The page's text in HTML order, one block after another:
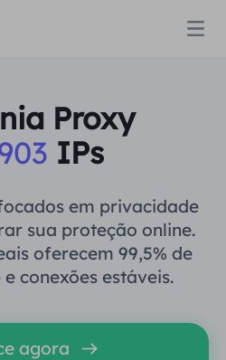
estático
Ilimitado
$0.8/GB
estático $0.28/IP/Dia
Proxy
IPs
em privacidade
sua proteção online.
oferecem 99,5% de
conexões estáveis.
agora